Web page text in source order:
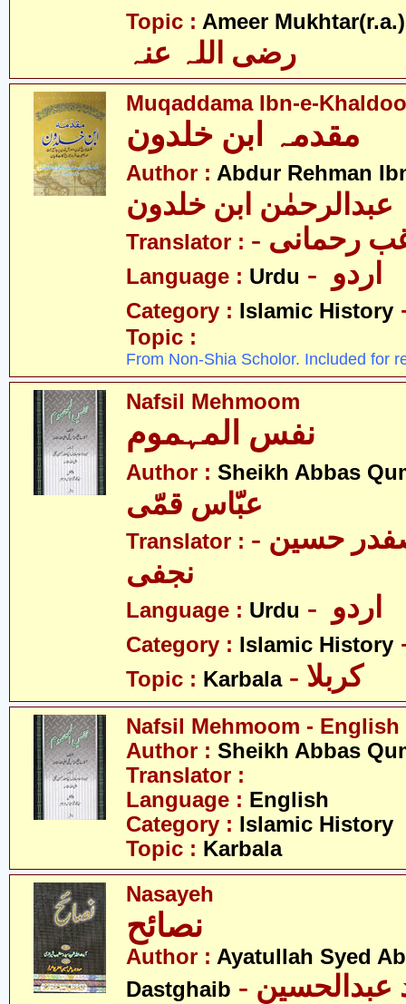
Topic : Ameer Mukhtar(r.a.)
رضی اللہ عنہ
Muqaddama Ibn-e-
Author : Abdur Rehman
عبدالرحمٰن ابن خلدون
Translator : رحمانی
Language : Urdu
Category : Islamic History
Topic :
From Non-Shia Scholor. Included for
Nafsil Mehmoom
نفس المہموم
Author : Sheikh Abbas
عبّاس قمّی
Translator : - علامہ سیّد صفدر حسین
نجفی
Language : Urdu
Category : Islamic History
Topic : Karbala - کربلا
Nafsil Mehmoom - English
Author : Sheikh Abbas
Translator :
Language : English
Category : Islamic History
Topic : Karbala
Nasayeh
نصائح
Author : Ayatullah Syed
Dastghaib - آیت اللہ سیّد عبدالحسین